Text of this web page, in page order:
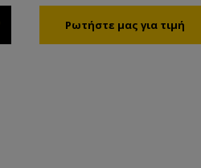
πέφτουν κάτω από μια σχάρα
ασφαλείας σε έναν ατέρμονα